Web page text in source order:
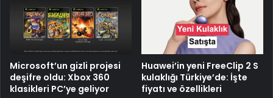
Microsoft’un gizli projesi
deşifre oldu: Xbox 360
klasikleri PC’ye geliyor
Huawei’in yeni FreeClip 2 S
kulaklığı Türkiye’de: İşte
fiyatı ve özellikleri